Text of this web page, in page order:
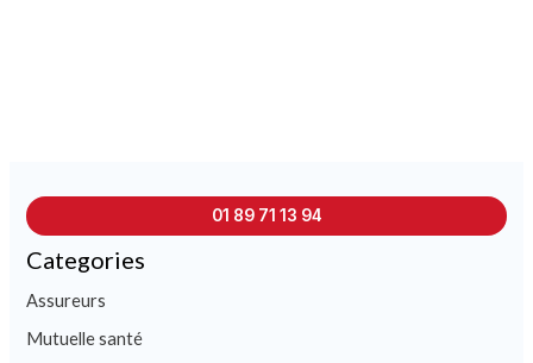
01 89 71 13 94
Categories
Assureurs
Mutuelle santé